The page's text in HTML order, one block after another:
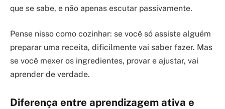
que se sabe, e não apenas escutar passivamente.
Pense nisso como cozinhar: se você só assiste alguém
preparar uma receita, dificilmente vai saber fazer. Mas
se você mexer os ingredientes, provar e ajustar, vai
aprender de verdade.
Diferença entre aprendizagem ativa e